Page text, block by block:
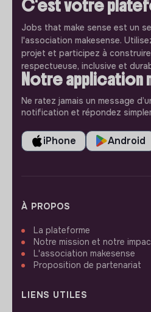
C'est votre
Jobs that make sense est un
l'association makesense.
projet et participez à
respectueuse, inclusive et
Notre application
Ne ratez jamais un message
notification et répondez
iPhone Android
À PROPOS
La plateforme
Notre mission et notre
L'association makesense
Proposition de partenariat
LIENS UTILES